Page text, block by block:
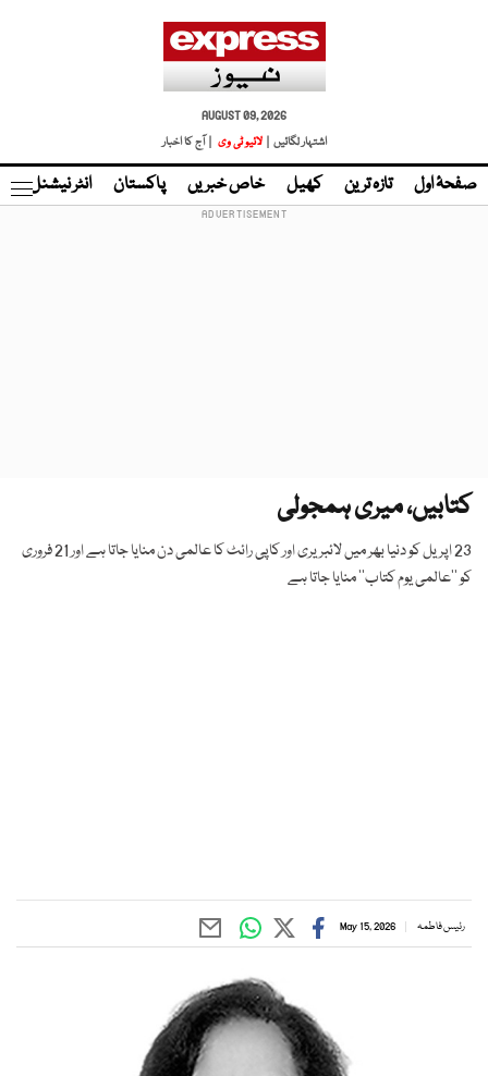
AUGUST 09, 2026
اشتہار لگائیں |
لائیو ٹی وی | آج کا اخبار
صفحۂ اول تازہ ترین کھیل خاص خبریں پاکستان انٹر نیشنل
کتابیں، میری ہمجولی
23 اپریل کو دنیا بھر میں لائبریری اور کاپی رائٹ کا عالمی دن منایا جاتا ہے اور 21 فروری
کو ’’عالمی یوم کتاب‘‘ منایا جاتا ہے
رئیس فاطمہ May 15, 2026